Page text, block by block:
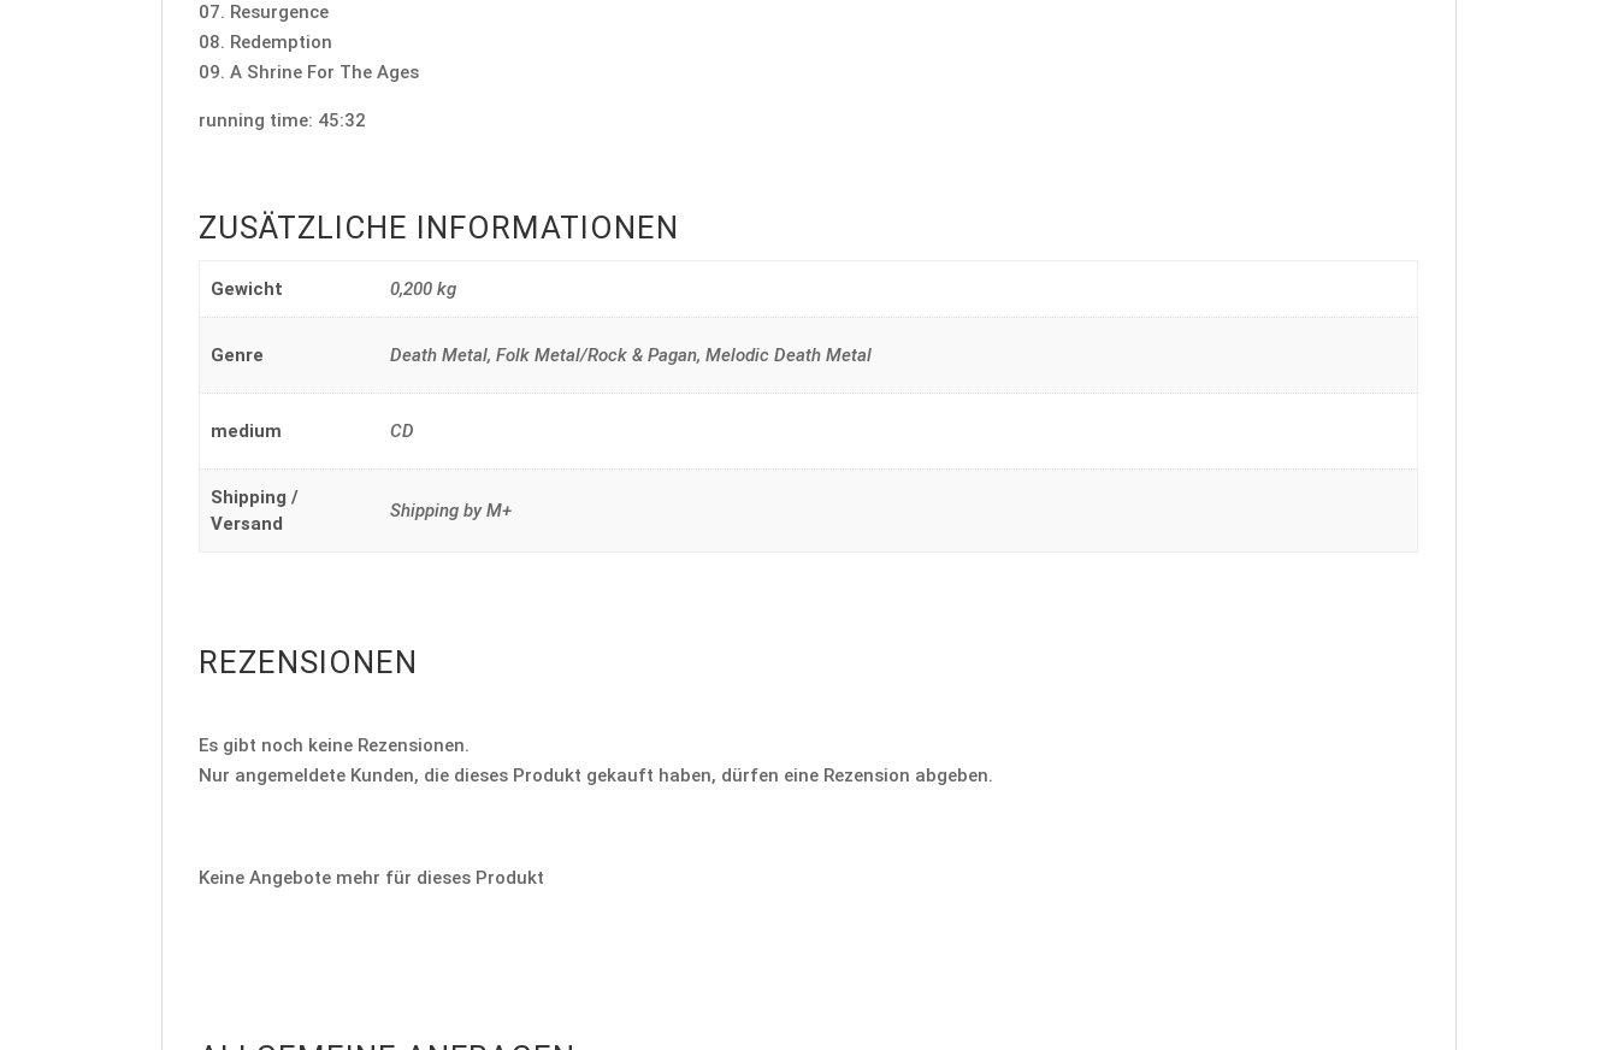
07. Resurgence
08. Redemption
09. A Shrine For The Ages
running time: 45:32
ZUSÄTZLICHE INFORMATIONEN
Gewicht 0,200 kg
Genre Death Metal, Folk Metal/Rock & Pagan, Melodic Death Metal
medium CD
Shipping /
Versand
Shipping by M+
REZENSIONEN
Es gibt noch keine Rezensionen.
Nur angemeldete Kunden, die dieses Produkt gekauft haben, dürfen eine Rezension abgeben.
Keine Angebote mehr für dieses Produkt